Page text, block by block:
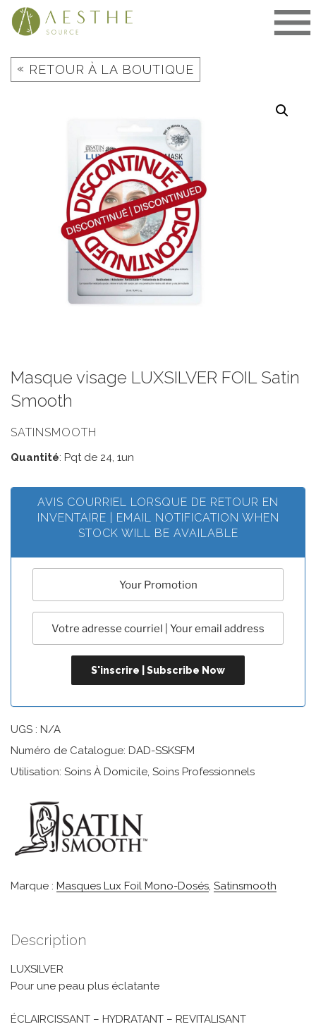
Aller
« RETOUR À LA BOUTIQUE
Masque visage LUXSILVER FOIL Satin
Smooth
SATINSMOOTH
Quantité: Pqt de 24, 1un
AVIS COURRIEL LORSQUE DE RETOUR EN
INVENTAIRE | EMAIL NOTIFICATION WHEN
STOCK WILL BE AVAILABLE
UGS : N/A
Numéro de Catalogue: DAD-SSKSFM
Utilisation: Soins À Domicile, Soins Professionnels
Marque : Masques Lux Foil Mono-Dosés, Satinsmooth
Description
LUXSILVER
Pour une peau plus éclatante
ÉCLAIRCISSANT – HYDRATANT – REVITALISANT